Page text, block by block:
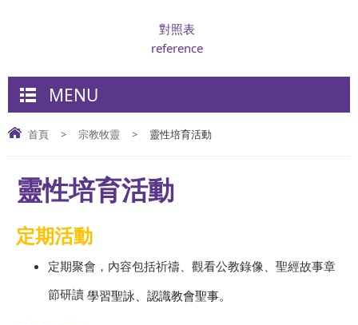
對照表
reference
MENU
首頁 > 宗教牧靈 > 靈性培育活動
靈性培育活動
定期活動
定期聚會，內容包括祈禱、觀看公教錄像、聖經故事章
節研讀 學習聖詠、認識教會聖事。